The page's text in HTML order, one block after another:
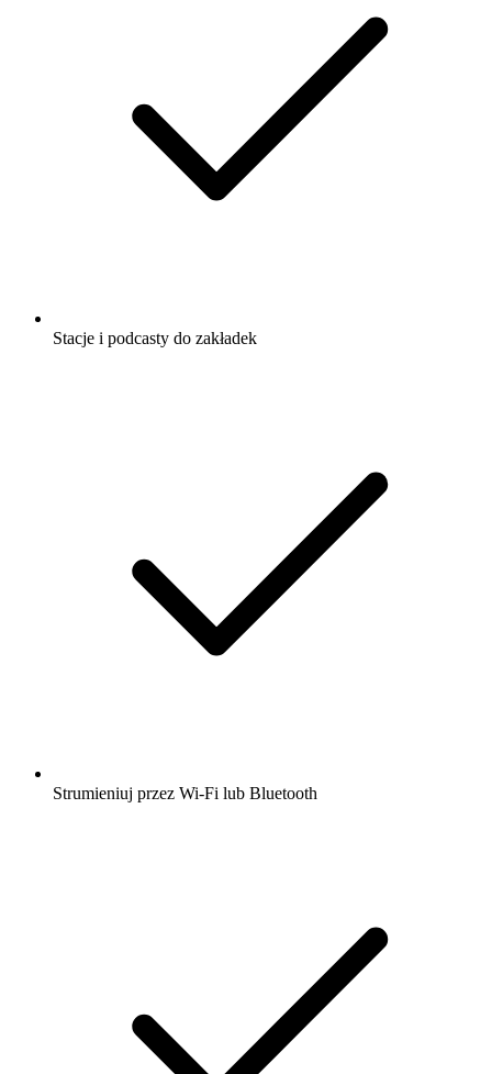
Stacje i podcasty do zakładek
Strumieniuj przez Wi-Fi lub Bluetooth